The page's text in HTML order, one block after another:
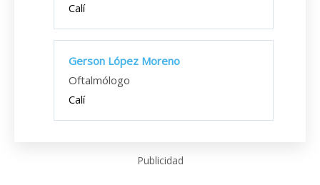
Calí
Gerson López Moreno
Oftalmólogo
Calí
Publicidad